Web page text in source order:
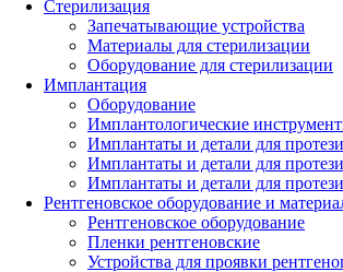
Стерилизация
Запечатывающие устройства
Материалы для стерилизации
Оборудование для стерилизации
Имплантация
Оборудование
Имплантологические
Имплантаты и детали для
Имплантаты и детали для
Имплантаты и детали для
Рентгеновское оборудование и
Рентгеновское оборудование
Пленки рентгеновские
Устройства для проявки